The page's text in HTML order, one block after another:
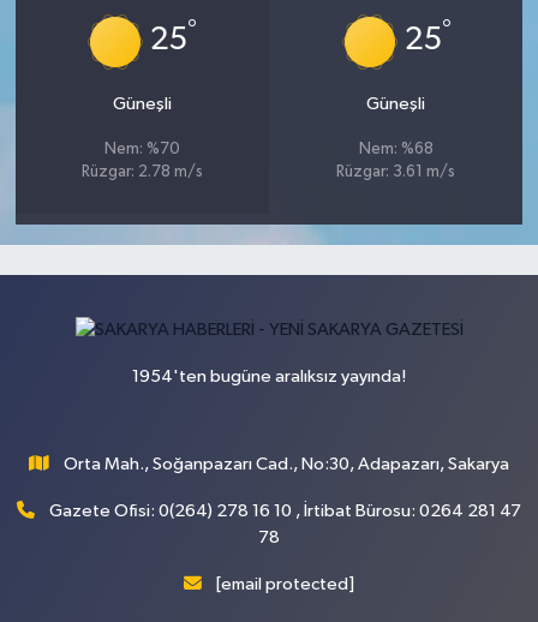
25°
Güneşli
Nem: %70
Rüzgar: 2.78 m/s
25°
Güneşli
Nem: %68
Rüzgar: 3.61 m/s
1954'ten bugüne aralıksız yayında!
Orta Mah., Soğanpazarı Cad., No:30, Adapazarı, Sakarya
Gazete Ofisi: 0(264) 278 16 10 , İrtibat Bürosu: 0264 281 47
78
[email protected]